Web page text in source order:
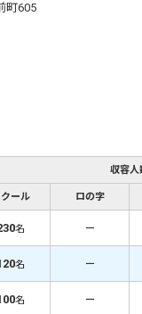
町605
収容人
ール ロの字
名 －
名 －
名 －